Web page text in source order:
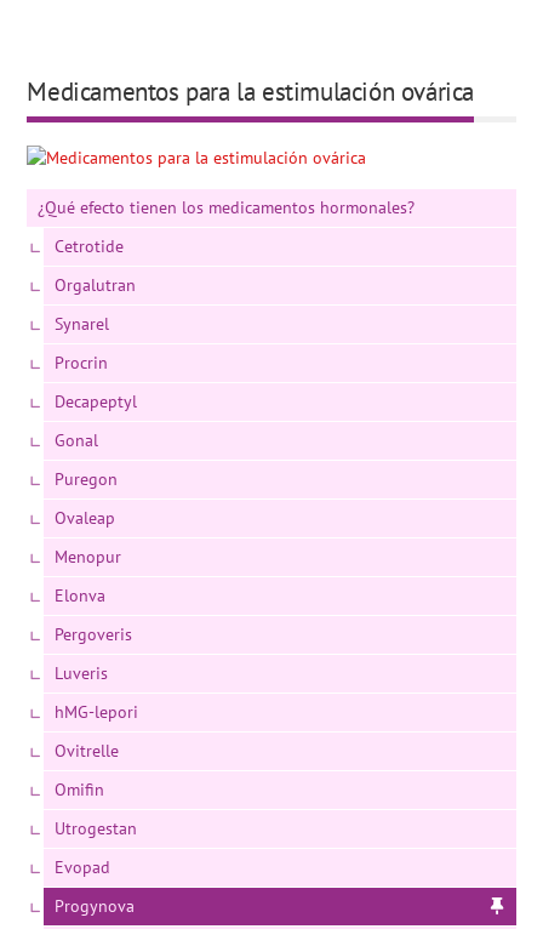
Medicamentos para la estimulación ovárica
¿Qué efecto tienen los medicamentos hormonales?
Cetrotide
Orgalutran
Synarel
Procrin
Decapeptyl
Gonal
Puregon
Ovaleap
Menopur
Elonva
Pergoveris
Luveris
hMG-lepori
Ovitrelle
Omifin
Utrogestan
Evopad
Progynova